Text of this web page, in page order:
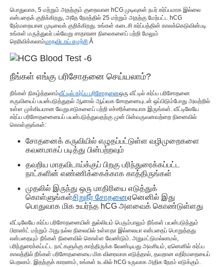
பொதுவாக, 5 மற்றும் அதற்கும் குறைவான hCG முடிவுகள் நபர் கர்ப்பமாக இல்லை
என்பதைக் குறிக்கிறது, அதே நேரத்தில் 25 மற்றும் அதற்கு மேற்பட்ட hCG
நேர்மறையான முடிவைக் குறிக்கிறது. உங்கள் கடைசி கர்ப்பத்தின் காலக்கெடுவின்படி
உங்கள் மருத்துவர் பல்வேறு சாதாரண நிலைகளைப் பற்றி மேலும்
தெரிவிக்கலாம்மாதவிடாய் சுழற்சி .Â
நீங்கள் எங்கு பரிசோதனை செய்யலாம்?
நீங்கள் நிகழ்த்தலாம்வீட்டில் கர்ப்ப பரிசோதனைஒரு வீட்டில் கர்ப்ப பரிசோதனை
கருவியைப் பயன்படுத்துதல் ஆனால் ஆய்வக சோதனையுடன் ஒப்பிடும்போது அவற்றில்
உள்ள முக்கியமான வேறுபாடுகளைப் பற்றி எச்சரிக்கையாக இருங்கள். வீட்டிலேயே
கர்ப்ப பரிசோதனையைப் பயன்படுத்துவதற்கு முன் பின்வருவனவற்றை நினைவில்
கொள்ளுங்கள்:
சோதனைக் கருவியில் எழுதப்பட்டுள்ள வழிமுறைகளை
கவனமாகப் படித்து பின்பற்றவும்
தவறிய மாதவிடாய்க்குப் பிறகு பரிந்துரைக்கப்பட்ட
நாட்களின் எண்ணிக்கைக்காக காத்திருங்கள்
முதலில் இருந்து ஒரு மாதிரியை எடுத்துக்
கொள்ளுங்கள்சிறுநீர் சோதனைஏனெனில் இது
பொதுவாக மிக உயர்ந்த hCG அளவைக் கொண்டுள்ளது
வீட்டிலேயே கர்ப்ப பரிசோதனையின் துல்லியம் பெரும்பாலும் நீங்கள் பயன்படுத்தும்
பிராண்ட் மற்றும் அது நல்ல நிலையில் உள்ளதா இல்லையா என்பதைப் பொறுத்தது
என்பதையும் நீங்கள் நினைவில் கொள்ள வேண்டும். அதுமட்டுமல்லாமல்,
பரிந்துரைக்கப்பட்ட நாட்களுக்கு காத்திருக்க வேண்டியது அவசியம், ஏனெனில் கர்ப்ப
காலத்தில் நீங்கள் பரிசோதனையை மிக விரைவாக எடுத்தால், தவறான எதிர்மறையைப்
பெறலாம். இதற்குக் காரணம், உங்கள் உடலில் hCG உருவாக அதிக நேரம் எடுக்கும்.